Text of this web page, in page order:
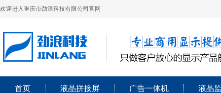
欢迎进入重庆市劲浪科技有限公司官网
首页 液晶拼接屏 广告一体机 液晶